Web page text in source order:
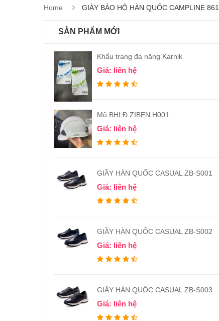
Home GIÀY BẢO HỘ HÀN QUỐC CAMPLINE 861
SẢN PHẨM MỚI
Khẩu trang đa năng Karnik
Giá: liên hệ
Mũ BHLĐ ZIBEN H001
Giá: liên hệ
GIẦY HÀN QUỐC CASUAL ZB-S001
Giá: liên hệ
GIẦY HÀN QUỐC CASUAL ZB-S002
Giá: liên hệ
GIẦY HÀN QUỐC CASUAL ZB-S003
Giá: liên hệ